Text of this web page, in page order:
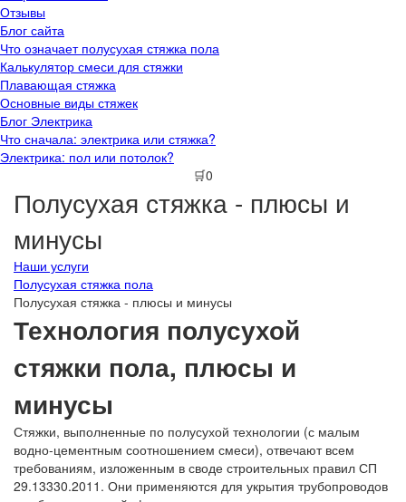
Отзывы
Блог сайта
Что означает полусухая стяжка пола
Калькулятор смеси для стяжки
Плавающая стяжка
Основные виды стяжек
Блог Электрика
Что сначала: электрика или стяжка?
Электрика: пол или потолок?
🛒0
Полусухая стяжка - плюсы и
минусы
Наши услуги
Полусухая стяжка пола
Полусухая стяжка - плюсы и минусы
Технология полусухой
стяжки пола, плюсы и
минусы
Стяжки, выполненные по полусухой технологии (с малым
водно-цементным соотношением смеси), отвечают всем
требованиям, изложенным в своде строительных правил СП
29.13330.2011. Они применяются для укрытия трубопроводов